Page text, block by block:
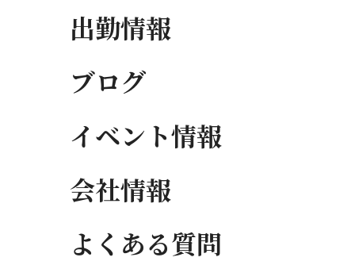
出勤情報
ブログ
イベント情報
会社情報
よくある質問